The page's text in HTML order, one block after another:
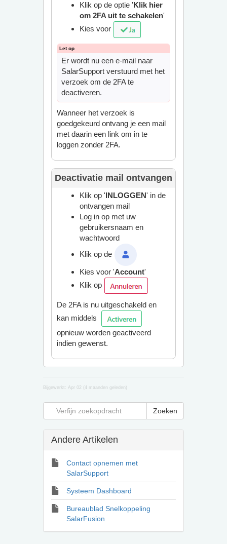
Klik op de optie 'Klik hier
om 2FA uit te schakelen'
Kies voor
Er wordt nu een e-mail naar
SalarSupport verstuurd met het
verzoek om de 2FA te
deactiveren.
Wanneer het verzoek is
goedgekeurd ontvang je een mail
met daarin een link om in te
loggen zonder 2FA.
Deactivatie mail ontvangen
Klik op 'INLOGGEN' in de
ontvangen mail
Log in op met uw
gebruikersnaam en
wachtwoord
Klik op de
Kies voor 'Account'
Klik op
De 2FA is nu uitgeschakeld en
kan middels
opnieuw worden geactiveerd
indien gewenst.
Bijgewerkt: Apr 02 (4 maanden geleden)
Andere Artikelen
Contact opnemen met
SalarSupport
Systeem Dashboard
Bureaublad Snelkoppeling
SalarFusion